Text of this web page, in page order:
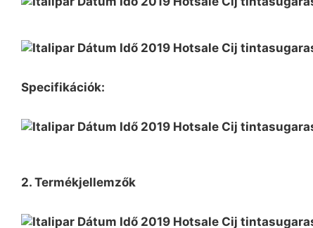
Specifikációk:
2. Termékjellemzők